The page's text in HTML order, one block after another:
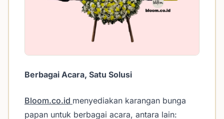
Berbagai Acara, Satu Solusi
Bloom.co.id menyediakan karangan bunga
papan untuk berbagai acara, antara lain: